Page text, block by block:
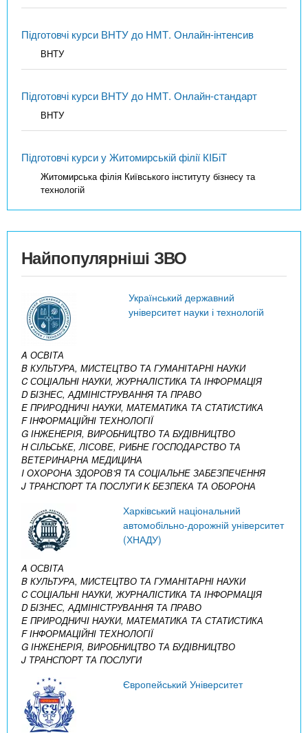
Підготовчі курси ВНТУ до НМТ. Онлайн-інтенсив
ВНТУ
Підготовчі курси ВНТУ до НМТ. Онлайн-стандарт
ВНТУ
Підготовчі курси у Житомирській філії КІБіТ
Житомирська філія Київського інституту бізнесу та
технологій
Найпопулярніші ЗВО
Український державний
університет науки і технологій
A ОСВІТА
B КУЛЬТУРА, МИСТЕЦТВО ТА ГУМАНІТАРНІ НАУКИ
C СОЦІАЛЬНІ НАУКИ, ЖУРНАЛІСТИКА ТА ІНФОРМАЦІЯ
D БІЗНЕС, АДМІНІСТРУВАННЯ ТА ПРАВО
E ПРИРОДНИЧІ НАУКИ, МАТЕМАТИКА ТА СТАТИСТИКА
F ІНФОРМАЦІЙНІ ТЕХНОЛОГІЇ
G ІНЖЕНЕРІЯ, ВИРОБНИЦТВО ТА БУДІВНИЦТВО
H СІЛЬСЬКЕ, ЛІСОВЕ, РИБНЕ ГОСПОДАРСТВО ТА
ВЕТЕРИНАРНА МЕДИЦИНА
I ОХОРОНА ЗДОРОВ’Я ТА СОЦІАЛЬНЕ ЗАБЕЗПЕЧЕННЯ
J ТРАНСПОРТ ТА ПОСЛУГИK БЕЗПЕКА ТА ОБОРОНА
Харківський національний
автомобільно-дорожній університет
(ХНАДУ)
A ОСВІТА
B КУЛЬТУРА, МИСТЕЦТВО ТА ГУМАНІТАРНІ НАУКИ
C СОЦІАЛЬНІ НАУКИ, ЖУРНАЛІСТИКА ТА ІНФОРМАЦІЯ
D БІЗНЕС, АДМІНІСТРУВАННЯ ТА ПРАВО
E ПРИРОДНИЧІ НАУКИ, МАТЕМАТИКА ТА СТАТИСТИКА
F ІНФОРМАЦІЙНІ ТЕХНОЛОГІЇ
G ІНЖЕНЕРІЯ, ВИРОБНИЦТВО ТА БУДІВНИЦТВО
J ТРАНСПОРТ ТА ПОСЛУГИ
Європейський Університет